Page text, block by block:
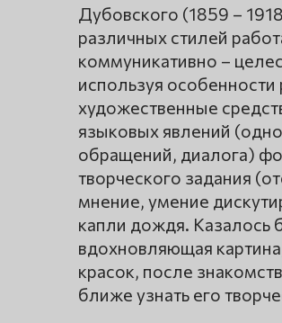
Дубовского (1859 –
различных стилей
коммуникативно –
используя
художественные
языковых явлений
обращений, диалога)
творческого задания
мнение, умение
капли дождя. Казалось
вдохновляющая
красок, после
ближе узнать его